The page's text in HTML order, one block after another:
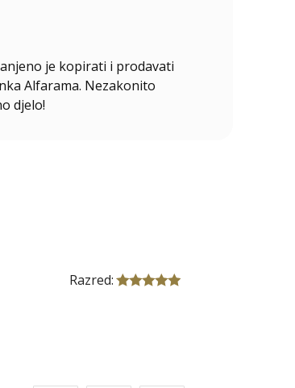
je kopirati i prodavati
Alfarama. Nezakonito
djelo!
Razred: